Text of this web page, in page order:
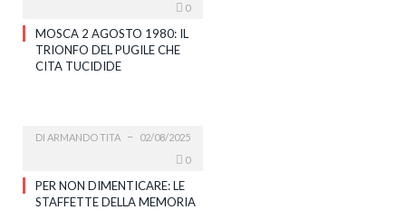
0
MOSCA 2 AGOSTO 1980: IL
TRIONFO DEL PUGILE CHE
CITA TUCIDIDE
DI ARMANDO TITA
02/08/2025
0
PER NON DIMENTICARE: LE
STAFFETTE DELLA MEMORIA